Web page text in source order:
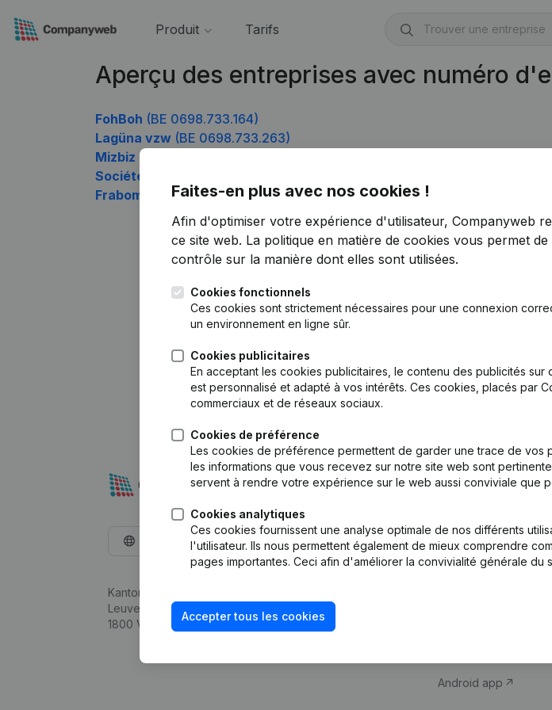
Produit Tarifs
Aperçu des entreprises avec numéro
FohBoh (BE 0698.733.164)
Lagüna vzw (BE 0698.733.263)
Mizbiz (BE 0698.733.659)
Société Médicale Docteur Delphine Gernay
Fraboma
(BE 0698.733.956)
Faites-en plus avec nos cookies !
Afin d'optimiser votre expérience d'utilisateur, Companyweb
ce site web. La politique en matière de cookies vous permet
contrôle sur la manière dont elles sont utilisées.
Cookies fonctionnels
Ces cookies sont strictement nécessaires pour une connexion
un environnement en ligne sûr.
Cookies publicitaires
En acceptant les cookies publicitaires, le contenu des publicités
est personnalisé et adapté à vos intérêts. Ces cookies, placés par
commerciaux et de réseaux sociaux.
Cookies de préférence
Les cookies de préférence permettent de garder une trace de vos
les informations que vous recevez sur notre site web sont
servent à rendre votre expérience sur le web aussi conviviale que
Cookies analytiques
Ces cookies fournissent une analyse optimale de nos différents
l'utilisateur. Ils nous permettent également de mieux comprendre
pages importantes. Ceci afin d'améliorer la convivialité générale du
Accepter tous les cookies
Français
Kantorenpark Everest
Leuvensesteenweg 248D,
1800 Vilvoorde
Produit
d’entreprise
Monitoring
Android app